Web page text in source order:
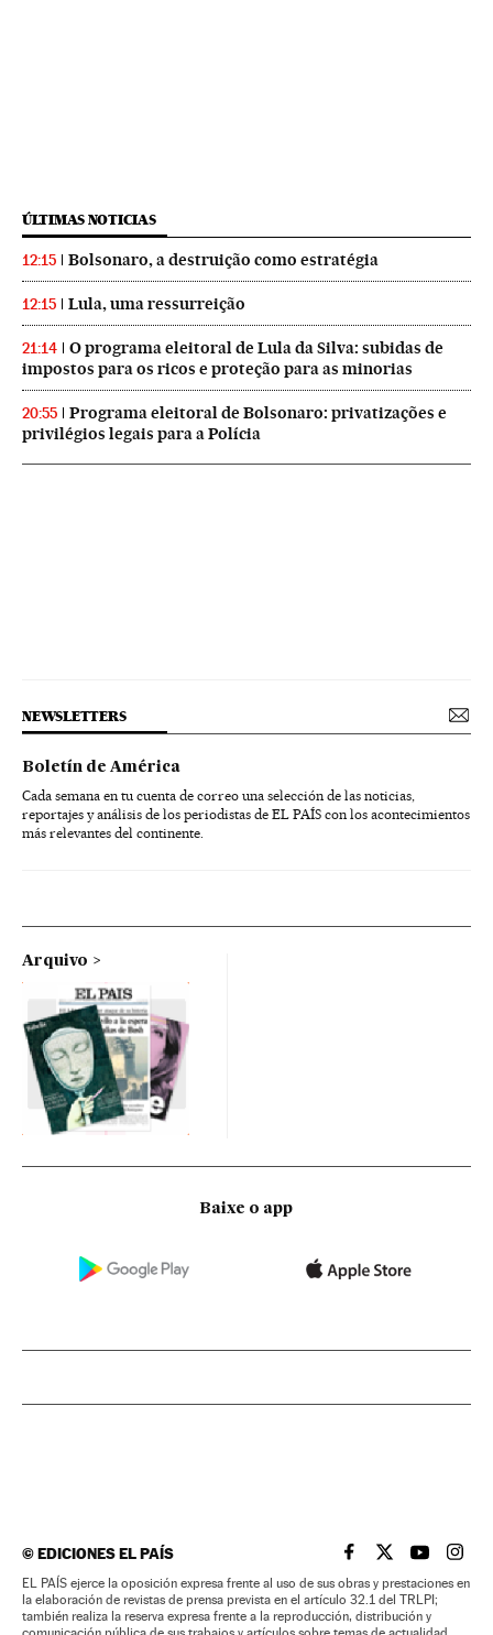
ÚLTIMAS NOTICIAS
12:15 Bolsonaro, a destruição como estratégia
12:15 Lula, uma ressurreição
21:14
O programa eleitoral de Lula da Silva: subidas de
impostos para os ricos e proteção para as minorias
20:55
Programa eleitoral de Bolsonaro: privatizações e
privilégios legais para a Polícia
NEWSLETTERS
Boletín de América
Cada semana en tu cuenta de correo una selección de las noticias,
reportajes y análisis de los periodistas de EL PAÍS con los acontecimientos
más relevantes del continente.
Arquivo
Baixe o app
©EDICIONES EL PAÍS EL PAÍS BRASIL EN
EL PAÍSEL PAÍS
EL
EL PAÍS ejerce la oposición expresa frente al uso de sus obras y prestaciones en
la elaboración de revistas de prensa prevista en el artículo 32.1 del TRLPI;
también realiza la reserva expresa frente a la reproducción, distribución y